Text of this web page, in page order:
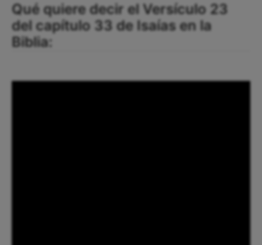
Qué quiere decir el Versículo 23
del capítulo 33 de Isaías en la
Biblia: